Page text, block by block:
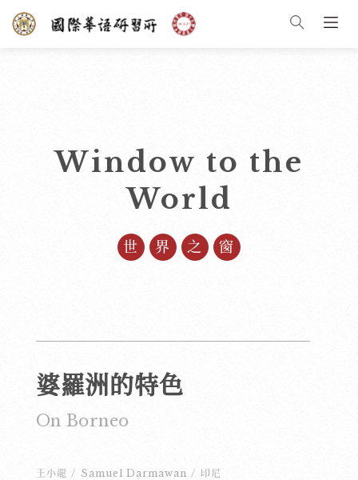
Window to the
World
世界之窗
婆羅洲的特色
On Borneo
王小龍 / Samuel Darmawan / 印尼